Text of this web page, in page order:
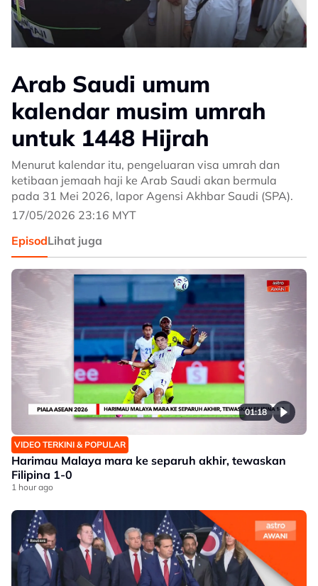
Arab Saudi umum
kalendar musim umrah
untuk 1448 Hijrah
Menurut kalendar itu, pengeluaran visa umrah dan
ketibaan jemaah haji ke Arab Saudi akan bermula
pada 31 Mei 2026, lapor Agensi Akhbar Saudi (SPA).
17/05/2026 23:16 MYT
EpisodLihat juga
01:18
VIDEO TERKINI & POPULAR
Harimau Malaya mara ke separuh akhir, tewaskan
Filipina 1-0
1 hour ago